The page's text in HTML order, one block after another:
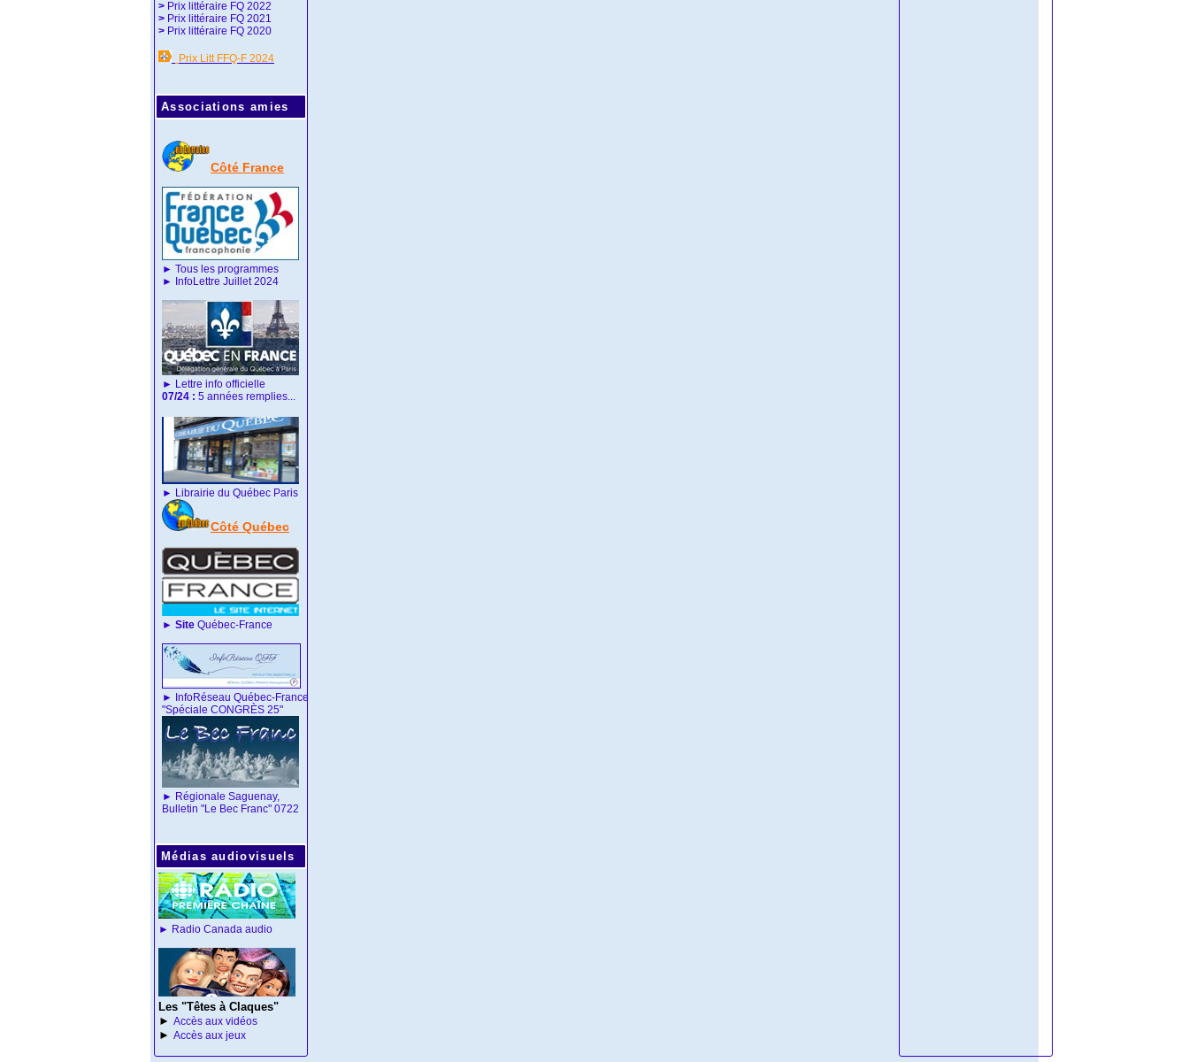
> Prix littéraire FQ 2022
> Prix littéraire FQ 2021
> Prix littéraire FQ 2020
Prix Litt FFQ-F 2024
Associations amies
Côté France
► Tous les programmes
► InfoLettre Juillet 2024
► Lettre info officielle
07/24 : 5 années remplies...
► Librairie du Québec Paris
Côté Québec
► Site Québec-France
► InfoRéseau Québec-France
"Spéciale CONGRÈS 25"
► Régionale Saguenay,
Bulletin "Le Bec Franc" 0722
Médias audiovisuels
► Radio Canada audio
Les "Têtes à Claques"
► Accès aux vidéos
► Accès aux jeux